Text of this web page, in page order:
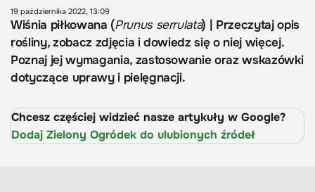
19 października 2022, 13:09
Wiśnia piłkowana (Prunus serrulata) | Przeczytaj opis
rośliny, zobacz zdjęcia i dowiedz się o niej więcej.
Poznaj jej wymagania, zastosowanie oraz wskazówki
dotyczące uprawy i pielęgnacji.
Chcesz częściej widzieć nasze artykuły w Google?
Dodaj Zielony Ogródek do ulubionych źródeł